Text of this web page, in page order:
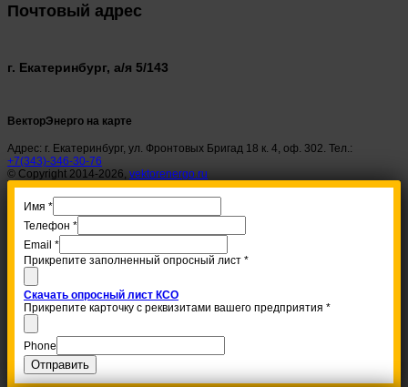
Почтовый адрес
г. Екатеринбург, а/я 5/143
ВекторЭнерго на карте
Адрес: г. Екатеринбург, ул. Фронтовых Бригад 18 к. 4, оф. 302. Тел.:
+7(343)-346-30-76
© Copyright 2014-2026, vektorenergo.ru
Имя *
Телефон *
Email *
Прикрепите заполненный опросный лист *
Скачать опросный лист КСО
Прикрепите карточку с реквизитами вашего предприятия *
Phone
Отправить